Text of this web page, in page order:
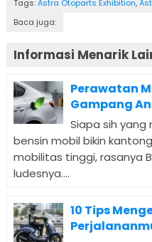
Tags:Astra Otoparts Exhibition,
Baca juga:
Informasi Menarik
Perawatan
Gampang
Siapa sih yang
bensin mobil bikin
mobilitas tinggi, rasanya
ludesnya....
10 Tips